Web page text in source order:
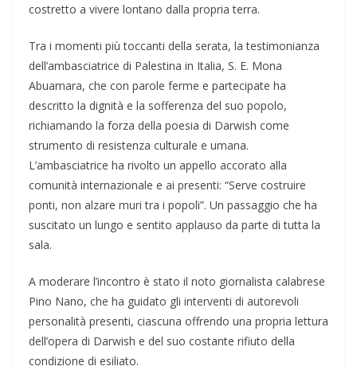
costretto a vivere lontano dalla propria terra.
Tra i momenti più toccanti della serata, la testimonianza
dell’ambasciatrice di Palestina in Italia, S. E. Mona
Abuamara, che con parole ferme e partecipate ha
descritto la dignità e la sofferenza del suo popolo,
richiamando la forza della poesia di Darwish come
strumento di resistenza culturale e umana.
L’ambasciatrice ha rivolto un appello accorato alla
comunità internazionale e ai presenti: “Serve costruire
ponti, non alzare muri tra i popoli”. Un passaggio che ha
suscitato un lungo e sentito applauso da parte di tutta la
sala.
A moderare l’incontro è stato il noto giornalista calabrese
Pino Nano, che ha guidato gli interventi di autorevoli
personalità presenti, ciascuna offrendo una propria lettura
dell’opera di Darwish e del suo costante rifiuto della
condizione di esiliato.